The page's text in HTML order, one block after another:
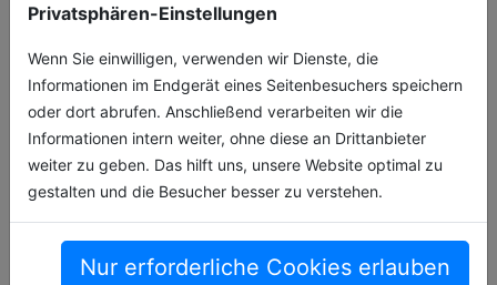
Privatsphären-Einstellungen
Wenn Sie einwilligen, verwenden wir Dienste, die
Informationen im Endgerät eines Seitenbesuchers speichern
oder dort abrufen. Anschließend verarbeiten wir die
Informationen intern weiter, ohne diese an Drittanbieter
weiter zu geben. Das hilft uns, unsere Website optimal zu
gestalten und die Besucher besser zu verstehen.
Nur erforderliche Cookies erlauben
Stuttgart ihre Kreislaufwirtschaftsstrategie
Umsetzungsphase – und auch der
Kulturbe[...]
17.02.2026, Lesezeit ca. 4 Minuten
entsorgung